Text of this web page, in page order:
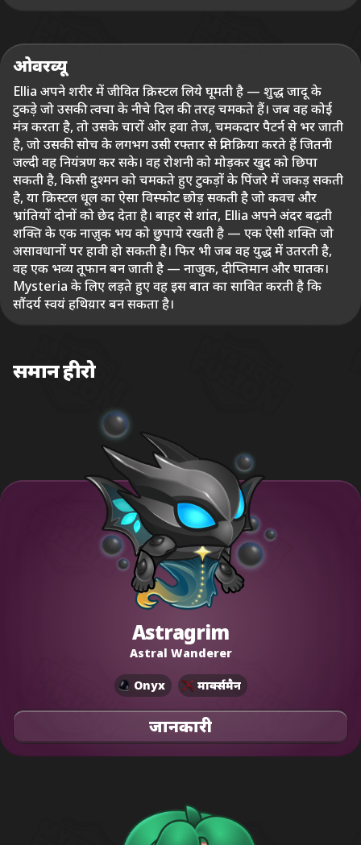
ओवरव्यू
Ellia अपने शरीर में जीवित क्रिस्टल लिये घूमती है — शुद्ध जादू के
टुकड़े जो उसकी त्वचा के नीचे दिल की तरह चमकते हैं। जब वह कोई
मंत्र करता है, तो उसके चारों ओर हवा तेज, चमकदार पैटर्न से भर जाती
है, जो उसकी सोच के लगभग उसी रफ्तार से प्रतिक्रिया करते हैं जितनी
जल्दी वह नियंत्रण कर सके। वह रोशनी को मोड़कर खुद को छिपा
सकती है, किसी दुश्मन को चमकते हुए टुकड़ों के पिंजरे में जकड़ सकती
है, या क्रिस्टल धूल का ऐसा विस्फोट छोड़ सकती है जो कवच और
भ्रांतियों दोनों को छेद देता है। बाहर से शांत, Ellia अपने अंदर बढ़ती
शक्ति के एक नाज़ुक भय को छुपाये रखती है — एक ऐसी शक्ति जो
असावधानों पर हावी हो सकती है। फिर भी जब वह युद्ध में उतरती है,
वह एक भव्य तूफान बन जाती है — नाजुक, दीप्तिमान और घातक।
Mysteria के लिए लड़ते हुए वह इस बात का सावित करती है कि
सौंदर्य स्वयं हथिय़ार बन सकता है।
समान हीरो
Astragrim
Astral Wanderer
Onyx मार्क्समैन
जानकारी